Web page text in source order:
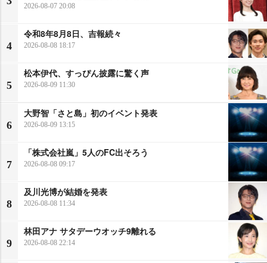
2026-08-07 20:08
4
令和8年8月8日、吉報続々
2026-08-08 18:17
5
松本伊代、すっぴん披露に驚く声
2026-08-09 11:30
6
大野智「さと島」初のイベント発表
2026-08-09 13:15
7
「株式会社嵐」5人のFC出そろう
2026-08-08 09:17
8
及川光博が結婚を発表
2026-08-08 11:34
9
林田アナ サタデーウオッチ9離れる
2026-08-08 22:14